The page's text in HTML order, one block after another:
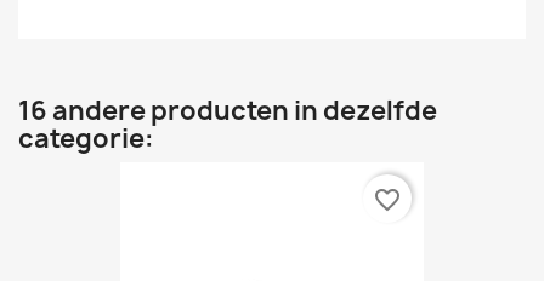
16 andere producten in dezelfde
categorie:
favorite_border